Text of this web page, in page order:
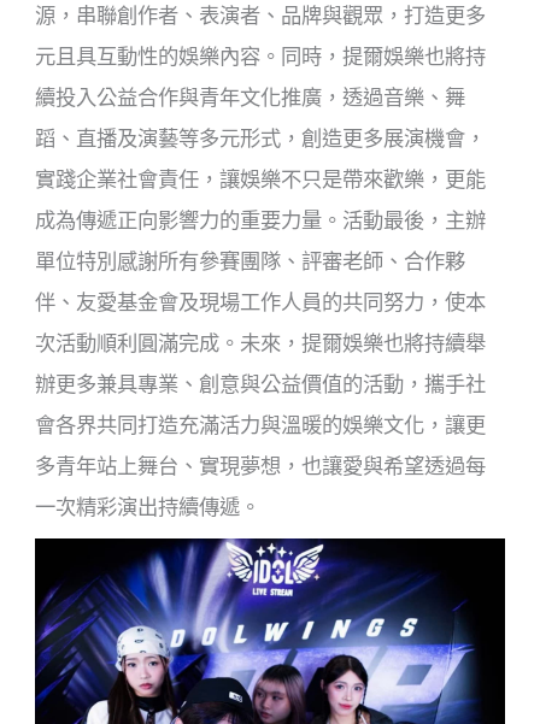
源，串聯創作者、表演者、品牌與觀眾，打造更多
元且具互動性的娛樂內容。同時，提爾娛樂也將持
續投入公益合作與青年文化推廣，透過音樂、舞
蹈、直播及演藝等多元形式，創造更多展演機會，
實踐企業社會責任，讓娛樂不只是帶來歡樂，更能
成為傳遞正向影響力的重要力量。活動最後，主辦
單位特別感謝所有參賽團隊、評審老師、合作夥
伴、友愛基金會及現場工作人員的共同努力，使本
次活動順利圓滿完成。未來，提爾娛樂也將持續舉
辦更多兼具專業、創意與公益價值的活動，攜手社
會各界共同打造充滿活力與溫暖的娛樂文化，讓更
多青年站上舞台、實現夢想，也讓愛與希望透過每
一次精彩演出持續傳遞。